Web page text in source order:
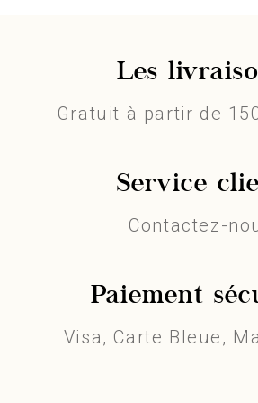
Les
Gratuit à partir de
Service
Contactez-
Paiement
Visa, Carte Bleue,